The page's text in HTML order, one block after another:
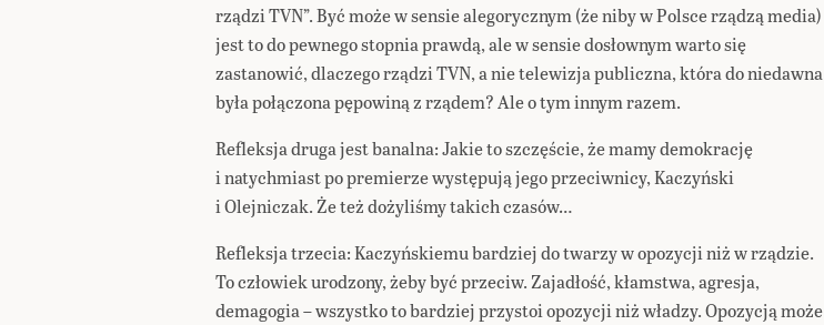
rządzi TVN”. Być może w sensie alegorycznym (że niby w Polsce rządzą media)
jest to do pewnego stopnia prawdą, ale w sensie dosłownym warto się
zastanowić, dlaczego rządzi TVN, a nie telewizja publiczna, która do niedawna
była połączona pępowiną z rządem? Ale o tym innym razem.
Refleksja druga jest banalna: Jakie to szczęście, że mamy demokrację
i natychmiast po premierze występują jego przeciwnicy, Kaczyński
i Olejniczak. Że też dożyliśmy takich czasów…
Refleksja trzecia: Kaczyńskiemu bardziej do twarzy w opozycji niż w rządzie.
To człowiek urodzony, żeby być przeciw. Zajadłość, kłamstwa, agresja,
demagogia – wszystko to bardziej przystoi opozycji niż władzy. Opozycją może